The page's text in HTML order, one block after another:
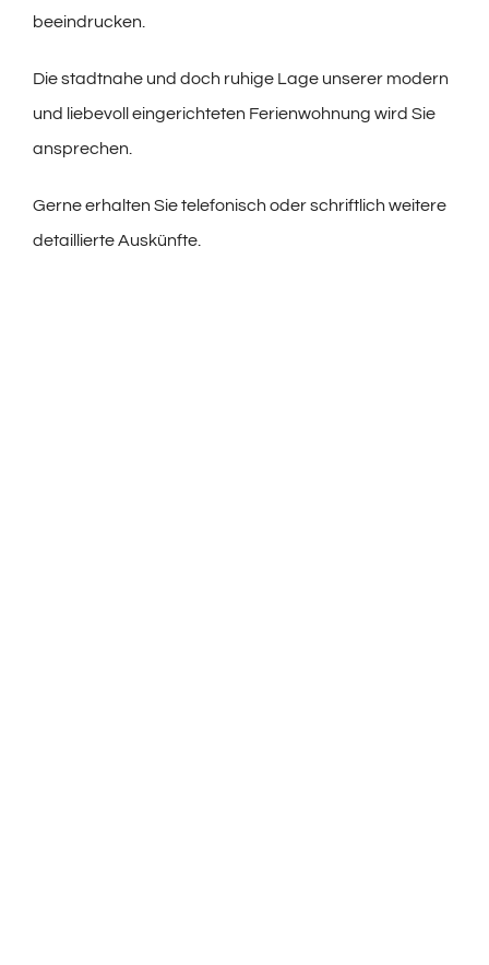
beeindrucken.
Die stadtnahe und doch ruhige Lage unserer modern
und liebevoll eingerichteten Ferienwohnung wird Sie
ansprechen.
Gerne erhalten Sie telefonisch oder schriftlich weitere
detaillierte Auskünfte.